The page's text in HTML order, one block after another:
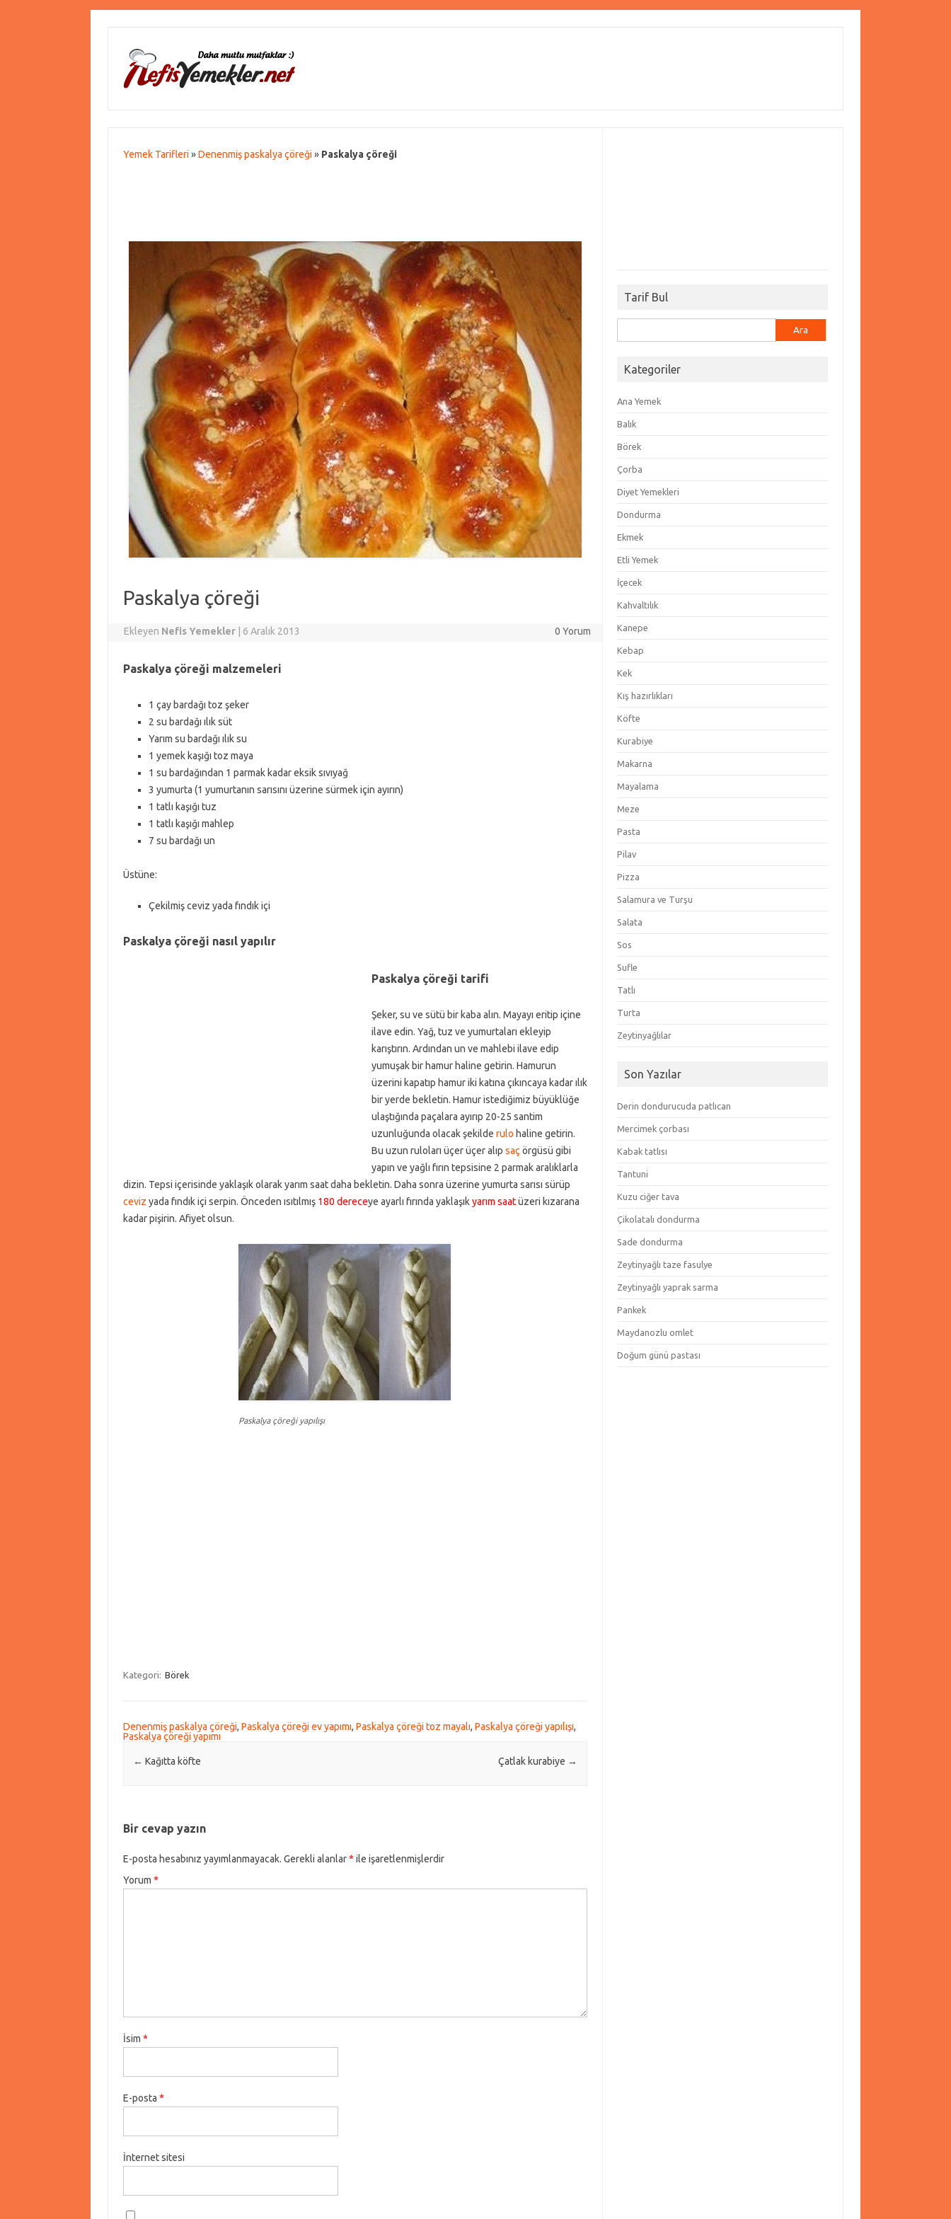
Yemek Tarifleri »Denenmiş paskalya çöreği » Paskalya çöreği
Paskalya çöreği
Ekleyen Nefis Yemekler 6 Aralık 2013 0 Yorum
Paskalya çöreği malzemeleri
1 çay bardağı toz şeker
2 su bardağı ılık süt
Yarım su bardağı ılık su
1 yemek kaşığı toz maya
1 su bardağından 1 parmak kadar eksik sıvıyağ
3 yumurta (1 yumurtanın sarısını üzerine sürmek için ayırın)
1 tatlı kaşığı tuz
1 tatlı kaşığı mahlep
7 su bardağı un
Üstüne:
Çekilmiş ceviz yada fındık içi
Paskalya çöreği nasıl yapılır
Paskalya çöreği tarifi
Şeker, su ve sütü bir kaba alın. Mayayı eritip içine
ilave edin. Yağ, tuz ve yumurtaları ekleyip
karıştırın. Ardından un ve mahlebi ilave edip
yumuşak bir hamur haline getirin. Hamurun
üzerini kapatıp hamur iki katına çıkıncaya kadar ılık
bir yerde bekletin. Hamur istediğimiz büyüklüğe
ulaştığında paçalara ayırıp 20-25 santim
uzunluğunda olacak şekilde rulo haline getirin.
Bu uzun ruloları üçer üçer alıp saçörgüsü gibi
yapın ve yağlı fırın tepsisine 2 parmak aralıklarla
dizin. Tepsi içerisinde yaklaşık olarak yarım saat daha bekletin. Daha sonra üzerine yumurta sarısı sürüp
ceviz yada fındık içi serpin. Önceden ısıtılmış 180 dereceye ayarlı fırında yaklaşıkyarım saatüzeri kızarana
kadar pişirin. Afiyet olsun.
Paskalya çöreği yapılışı
Kategori: Börek
Denenmiş paskalya çöreği, Paskalya çöreği ev yapımı, Paskalya çöreği toz mayalı, Paskalya çöreği yapılışı,
Paskalya çöreği yapımı
Post navigation
← Kağıtta köfte Çatlak kurabiye →
Bir cevap yazın
E-posta hesabınız yayımlanmayacak. Gerekli alanlar* ile işaretlenmişlerdir
Yorum *
İsim *
E-posta *
İnternet sitesi
Tarif Bul
Kategoriler
Ana Yemek
Balık
Börek
Çorba
Diyet Yemekleri
Dondurma
Ekmek
Etli Yemek
İçecek
Kahvaltılık
Kanepe
Kebap
Kek
Kış hazırlıkları
Köfte
Kurabiye
Makarna
Mayalama
Meze
Pasta
Pilav
Pizza
Salamura ve Turşu
Salata
Sos
Sufle
Tatlı
Turta
Zeytinyağlılar
Son Yazılar
Derin dondurucuda patlıcan
Mercimek çorbası
Kabak tatlısı
Tantuni
Kuzu ciğer tava
Çikolatalı dondurma
Sade dondurma
Zeytinyağlı taze fasulye
Zeytinyağlı yaprak sarma
Pankek
Maydanozlu omlet
Doğum günü pastası